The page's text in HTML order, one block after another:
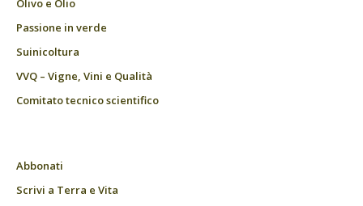
Olivo e Olio
Passione in verde
Suinicoltura
VVQ – Vigne, Vini e Qualità
Comitato tecnico scientifico
Abbonati
Scrivi a Terra e Vita